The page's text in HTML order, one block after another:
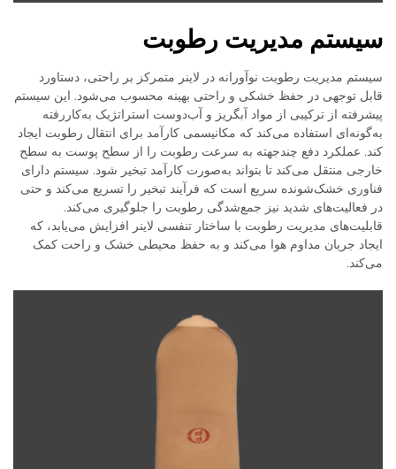
سیستم مدیریت رطوبت
سیستم مدیریت رطوبت نوآورانه در لاینر متمرکز بر راحتی، دستاورد
قابل توجهی در حفظ خشکی و راحتی بهینه محسوب می‌شود. این سیستم
پیشرفته از ترکیبی از مواد آبگریز و آب‌دوست استراتژیک به‌کاررفته
به‌گونه‌ای استفاده می‌کند که مکانیسمی کارآمد برای انتقال رطوبت ایجاد
کند. عملکرد دفع چندجهته به سرعت رطوبت را از سطح پوست به سطح
خارجی منتقل می‌کند تا بتواند به‌صورت کارآمد تبخیر شود. سیستم دارای
فناوری خشک‌شونده سریع است که فرآیند تبخیر را تسریع می‌کند و حتی
در فعالیت‌های شدید نیز جمع‌شدگی رطوبت را جلوگیری می‌کند.
قابلیت‌های مدیریت رطوبت با ساختار تنفسی لاینر افزایش می‌یابد، که
ایجاد جریان مداوم هوا می‌کند و به حفظ محیطی خشک و راحت کمک
می‌کند.